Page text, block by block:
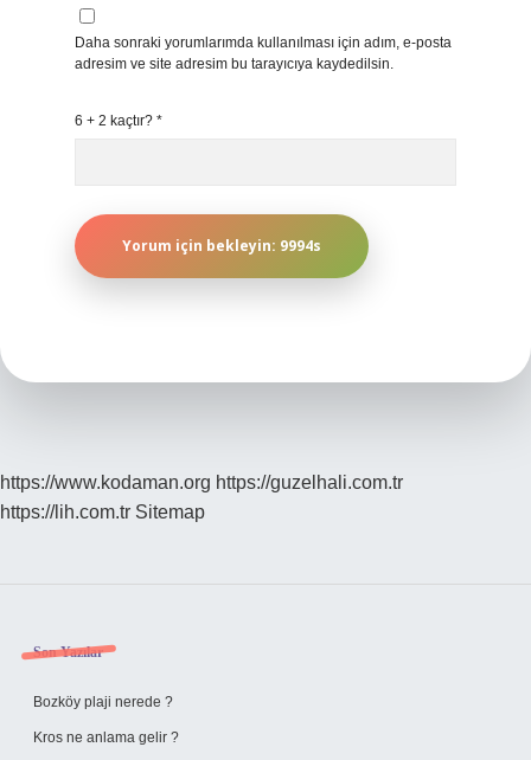
Daha sonraki yorumlarımda kullanılması için adım, e-posta
adresim ve site adresim bu tarayıcıya kaydedilsin.
6 + 2 kaçtır? *
https://www.kodaman.org https://guzelhali.com.tr
https://lih.com.tr Sitemap
Sidebar
Son Yazılar
Bozköy plaji nerede ?
Kros ne anlama gelir ?